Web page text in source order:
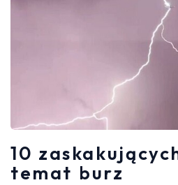
10
temat burz